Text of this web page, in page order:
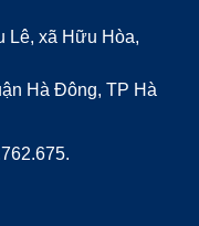
Lê, xã Hữu Hòa,
Hà Đông, TP Hà